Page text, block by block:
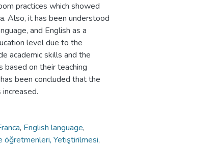
practices which showed
Also, it has been understood
and English as a
level due to the
academic skills and the
based on their teaching
been concluded that the
, English language,
öğretmenleri, Yetiştirilmesi,